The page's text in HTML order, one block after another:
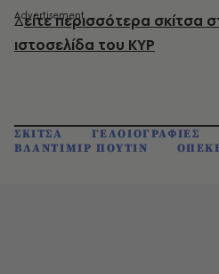
Δείτε περισσότερα σκίτσα
ιστοσελίδα του ΚΥΡ
ΣΚΙΤΣΑ ΓΕΛΟΙΟΓΡΑΦΙΕΣ
ΒΛΑΝΤΙΜΙΡ ΠΟΥΤΙΝ